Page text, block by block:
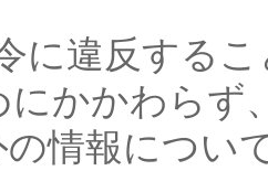
に違反する
にかかわらず
情報につい